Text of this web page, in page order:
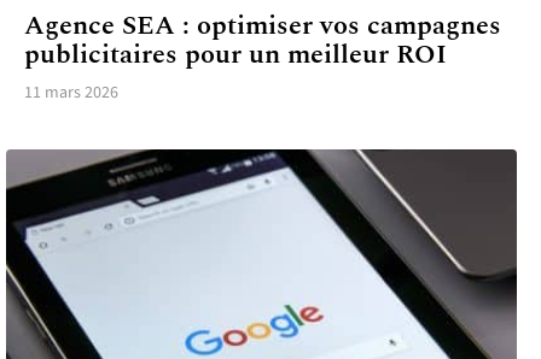
Agence SEA : optimiser vos campagnes
publicitaires pour un meilleur ROI
11 mars 2026